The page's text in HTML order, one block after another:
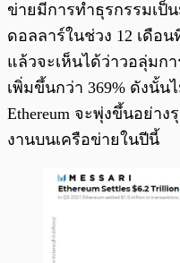
ข่ายมีการทำธุรกรรมเป็
ดอลลาร์ในช่วง 12 เดือ
แล้วจะเห็นได้ว่าวอลุ่มก
เพิ่มขึ้นกว่า 369% ดังนั้น
Ethereum จะพุ่งขึ้นอย่า
งานบนเครือข่ายในปีนี้